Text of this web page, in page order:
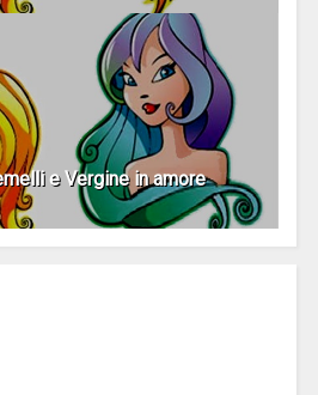
e Vergine in amore